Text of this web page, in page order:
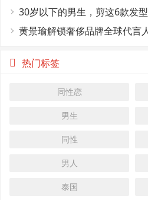
30岁以下的男生，剪这6款发
黄景瑜解锁奢侈品牌全球代言
热门标签
同性恋
男生
同性
男人
泰国